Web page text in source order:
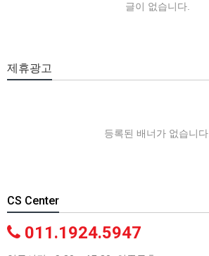
글이 없습니다.
제휴광고
등록된 배너가 없습니다.
CS Center
011.1924.5947